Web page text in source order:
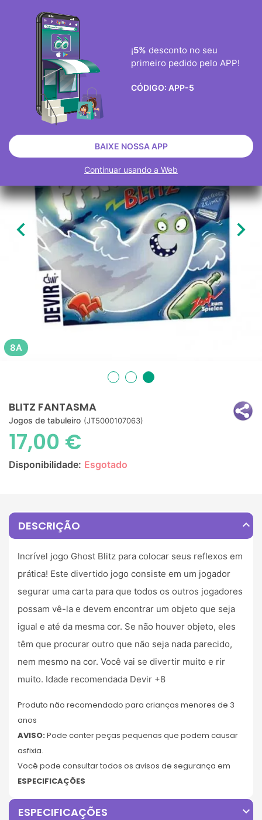

JOGOS E JOGOS DE TABULEIRO JOGOS DE TABULEIRO
ESGOTADO
 
8A
BLITZ FANTASMA
Jogos de tabuleiro (JT5000107063)
17,00 €
Disponibilidade: Esgotado
DESCRIÇÃO expand_less
Incrível jogo Ghost Blitz para colocar seus reflexos em
prática! Este divertido jogo consiste em um jogador
segurar uma carta para que todos os outros jogadores
possam vê-la e devem encontrar um objeto que seja
igual e até da mesma cor. Se não houver objeto, eles
têm que procurar outro que não seja nada parecido,
nem mesmo na cor. Você vai se divertir muito e rir
muito. Idade recomendada Devir +8
Produto não recomendado para crianças menores de 3
anos
AVISO: Pode conter peças pequenas que podem causar
asfixia.
Você pode consultar todos os avisos de segurança em
ESPECIFICAÇÕES
ESPECIFICAÇÕES expand_more
¡5% desconto no seu
primeiro pedido pelo APP!
CÓDIGO: APP-5
BAIXE NOSSA APP
Continuar usando a Web